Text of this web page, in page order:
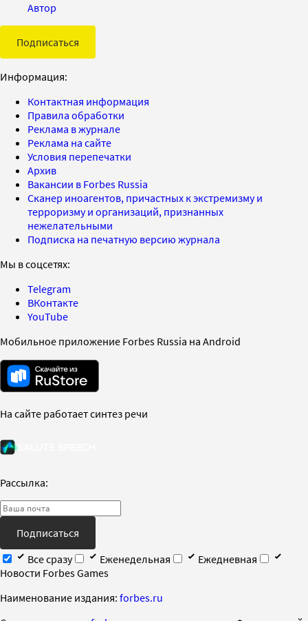
Автор
Подписаться
Информация:
Контактная информация
Правила обработки
Реклама в журнале
Реклама на сайте
Условия перепечатки
Архив
Вакансии в Forbes Russia
Сканер иноагентов, причастных к экстремизму и
терроризму и организаций, признанных
нежелательными
Подписка на печатную версию журнала
Мы в соцсетях:
Telegram
ВКонтакте
YouTube
Мобильное приложение Forbes Russia на Android
На сайте работает синтез речи
Рассылка:
Подписаться
Все сразу
Еженедельная
Ежедневная
Новости Forbes Games
Наименование издания: forbes.ru